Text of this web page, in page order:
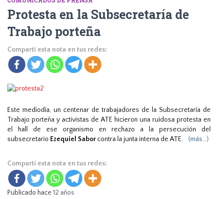
Protesta en la Subsecretaría de
Trabajo porteña
Compartí esta nota en tus redes:
Este mediodía, un centenar de trabajadores de la Subsecretaría de
Trabajo porteña y activistas de ATE hicieron una ruidosa protesta en
el hall de ese organismo en rechazo a la persecución del
subsecretario Ezequiel Sabor contra la junta interna de ATE. (más…)
Compartí esta nota en tus redes:
Publicado hace 12 años